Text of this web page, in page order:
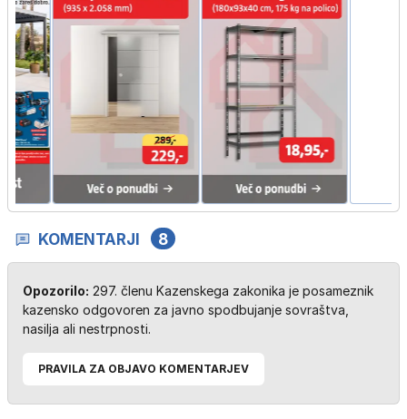
KOMENTARJI 8
Opozorilo: 297. členu Kazenskega zakonika je posameznik
kazensko odgovoren za javno spodbujanje sovraštva,
nasilja ali nestrpnosti.
PRAVILA ZA OBJAVO KOMENTARJEV